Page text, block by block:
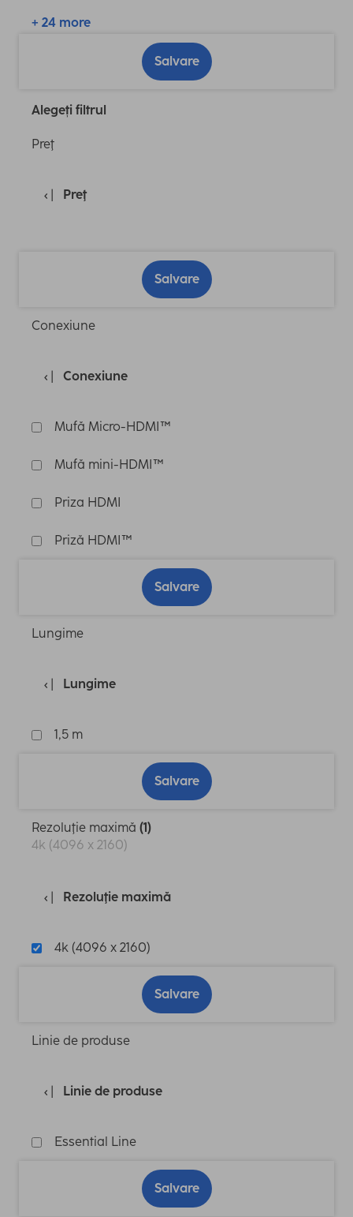
+ 24 more
Salvare
Alegeți filtrul
Preţ
Preţ
Salvare
Conexiune
Conexiune
Mufă Micro-HDMI™
Mufă mini-HDMI™
Priza HDMI
Priză HDMI™
Salvare
Lungime
Lungime
1,5 m
Salvare
Rezoluţie maximă (1)
4k (4096 x 2160)
Rezoluţie maximă
4k (4096 x 2160)
Salvare
Linie de produse
Linie de produse
Essential Line
Salvare